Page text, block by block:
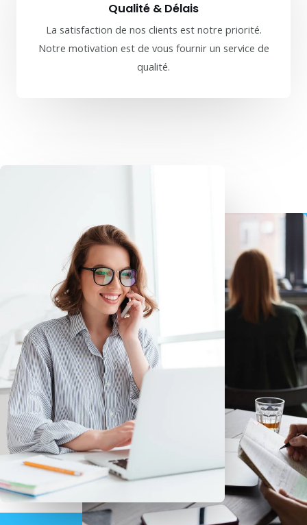
Qualité & Délais
La satisfaction de nos clients est notre priorité.
Notre motivation est de vous fournir un service de
qualité.